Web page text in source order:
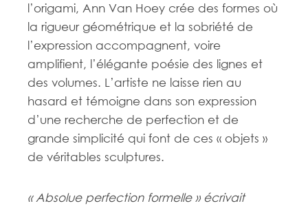
l’origami, Ann Van Hoey crée des formes où
la rigueur géométrique et la sobriété de
l’expression accompagnent, voire
amplifient, l’élégante poésie des lignes et
des volumes. L’artiste ne laisse rien au
hasard et témoigne dans son expression
d’une recherche de perfection et de
grande simplicité qui font de ces « objets »
de véritables sculptures.
« Absolue perfection formelle » écrivait